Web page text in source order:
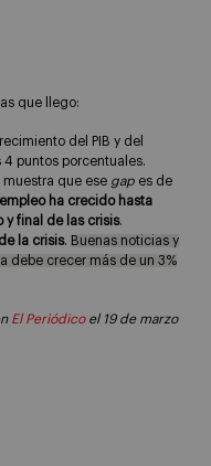
que llego:
del PIB y del
4 puntos porcentuales.
muestra que ese gap es de
ha crecido hasta
y final de las crisis.
la crisis. Buenas noticias y
debe crecer más de un 3%
El Periódicoel 19 de marzo